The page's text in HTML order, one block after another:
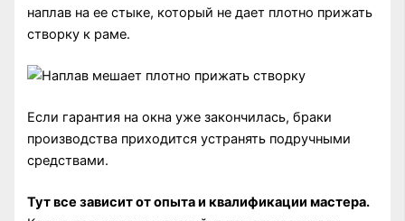
наплав на ее стыке, который не дает плотно прижать
створку к раме.
Если гарантия на окна уже закончилась, браки
производства приходится устранять подручными
средствами.
Тут все зависит от опыта и квалификации мастера.